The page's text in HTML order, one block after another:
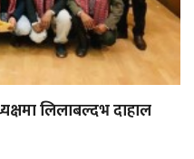
लिलाबल्दभ दाहाल